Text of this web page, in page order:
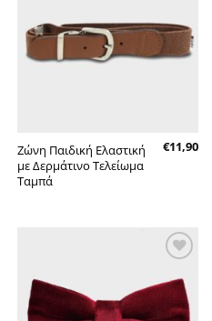
επιθυμητών
Ζώνη Παιδική Ελαστική
με Δερμάτινο Τελείωμα
Ταμπά
€11,90
στην λίστα
επιθυμητών